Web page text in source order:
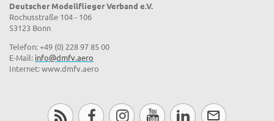
Deutscher Modellflieger Verband e.V.
Rochusstraße 104 - 106
53123 Bonn
Telefon: +49 (0) 228 97 85 00
E-Mail: info@dmfv.aero
Internet: www.dmfv.aero